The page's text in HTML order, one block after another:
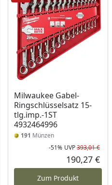
in ProzentPreis
Preis
Milwaukee Gabel-
Ringschlüsselsatz 15-
tlg.imp.-1ST
4932464996
191 Münzen
-51% UVP393,01 €
190,27 €
Zum Produkt